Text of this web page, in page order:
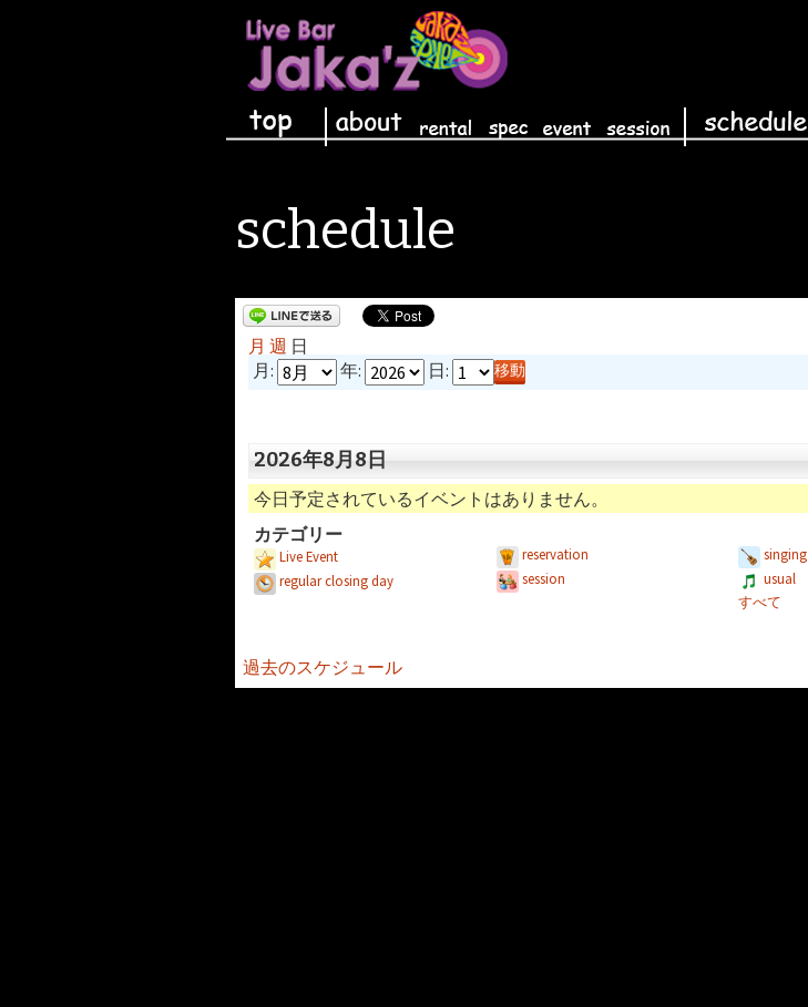
コンテンツへ移動
schedule
月 週 日
月:
年: 日:
2026年8月8日
今日予定されているイベントはありません。
カテゴリー
Live Event
regular closing day
reservation
session
singing
usual
すべて
過去のスケジュール